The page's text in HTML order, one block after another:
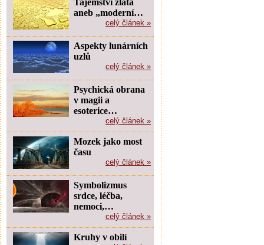
Tajemství zlata
aneb „moderní…
celý článek »
Aspekty lunárních
uzlů
celý článek »
Psychická obrana
v magii a
esoterice…
celý článek »
Mozek jako most
času
celý článek »
Symbolizmus
srdce, léčba,
nemoci,…
celý článek »
Kruhy v obilí